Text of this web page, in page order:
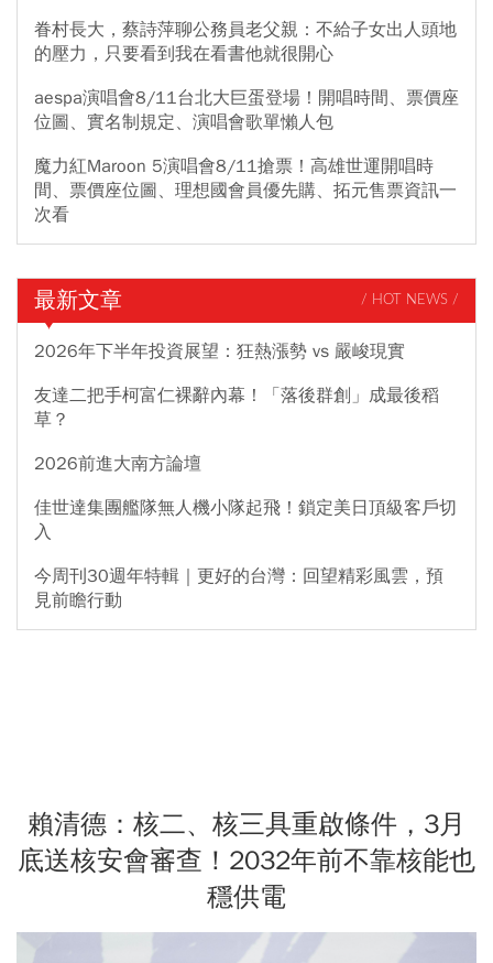
眷村長大，蔡詩萍聊公務員老父親：不給子女出人頭地
的壓力，只要看到我在看書他就很開心
aespa演唱會8/11台北大巨蛋登場！開唱時間、票價座
位圖、實名制規定、演唱會歌單懶人包
魔力紅Maroon 5演唱會8/11搶票！高雄世運開唱時
間、票價座位圖、理想國會員優先購、拓元售票資訊一
次看
最新文章 / HOT NEWS /
2026年下半年投資展望：狂熱漲勢 vs 嚴峻現實
友達二把手柯富仁裸辭內幕！「落後群創」成最後稻
草？
2026前進大南方論壇
佳世達集團艦隊無人機小隊起飛！鎖定美日頂級客戶切
入
今周刊30週年特輯｜更好的台灣：回望精彩風雲，預
見前瞻行動
賴清德：核二、核三具重啟條件，3月
底送核安會審查！2032年前不靠核能也
穩供電